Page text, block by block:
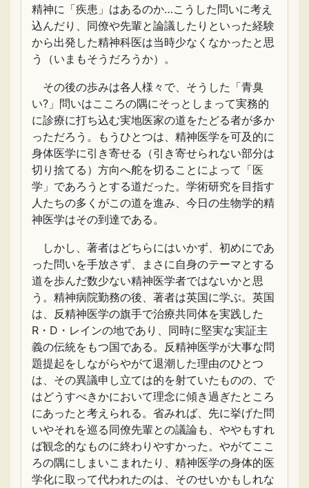
精神に「疾患」はあるのか…こうした問いに考え
込んだり、同僚や先輩と論議したりといった経験
から出発した精神科医は当時少なくなかったと思
う（いまもそうだろうか）。
その後の歩みは各人様々で、そうした「青臭
い?」問いはこころの隅にそっとしまって実務的
に診療に打ち込む実地医家の道をたどる者が多か
っただろう。もうひとつは、精神医学を可及的に
身体医学に引き寄せる（引き寄せられない部分は
切り捨てる）方向へ舵を切ることによって「医
学」であろうとする道だった。学術研究を目指す
人たちの多くがこの道を進み、今日の生物学的精
神医学はその到達である。
しかし、著者はどちらにはいかず、初めにであ
った問いを手放さず、まさに自身のテーマとする
道を歩んだ数少ない精神医学者ではないかと思
う。精神病院勤務の後、著者は英国に学ぶ。英国
は、反精神医学の旗手で治療共同体を実践した
R・D・レインの地であり、同時に堅実な実証主
義の伝統をもつ国である。反精神医学が大事な問
題提起をしながらやがて退潮した理由のひとつ
は、その異議申し立ては的を射ていたものの、で
はどうすべきかにおいて理念に傾き過ぎたところ
にあったと考えられる。省みれば、先に挙げた問
いやそれを巡る同僚先輩との議論も、ややもすれ
ば観念的なものに終わりやすかった。やがてここ
ろの隅にしまいこまれたり、精神医学の身体的医
学化に取って代われたのは、そのせいかもしれな